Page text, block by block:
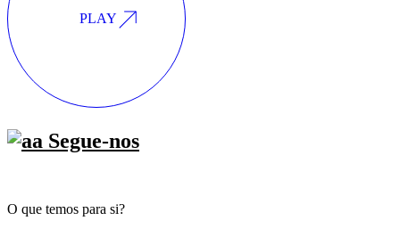
PLAY
Segue-nos
O que temos para si?